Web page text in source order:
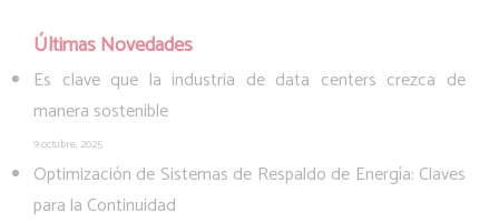
Últimas Novedades
Es clave que la industria de data centers crezca de
manera sostenible
9 octubre, 2025
Optimización de Sistemas de Respaldo de Energía: Claves
para la Continuidad